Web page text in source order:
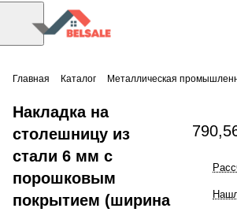
Главная Каталог Металлическая
Накладка на
столешницу из
стали 6 мм с
порошковым
покрытием (ширина